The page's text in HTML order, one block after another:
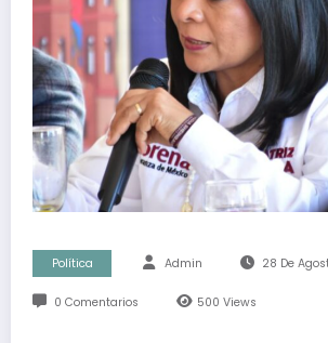
Política Admin 28 De
0 Comentarios 500 Views